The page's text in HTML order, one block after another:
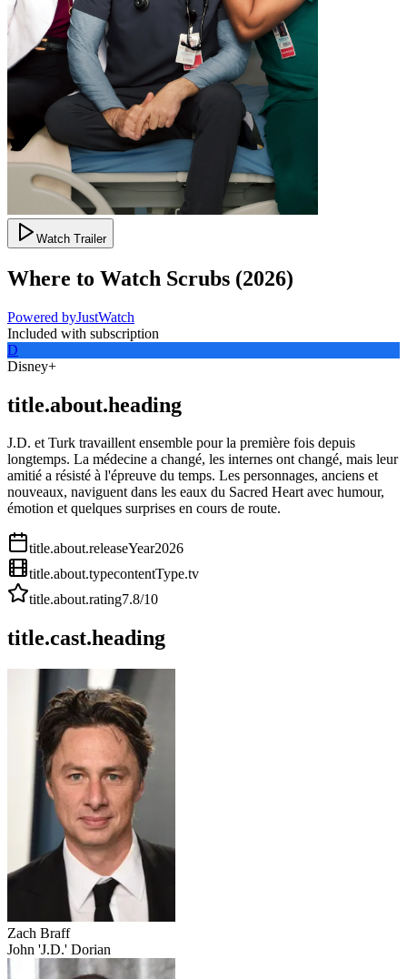
Watch Trailer
Where to Watch Scrubs (2026)
Powered byJustWatch
Included with subscription
D
Disney+
title.about.heading
J.D. et Turk travaillent ensemble pour la première fois depuis
longtemps. La médecine a changé, les internes ont changé, mais leur
amitié a résisté à l'épreuve du temps. Les personnages, anciens et
nouveaux, naviguent dans les eaux du Sacred Heart avec humour,
émotion et quelques surprises en cours de route.
title.about.releaseYear2026
title.about.typecontentType.tv
title.about.rating7.8/10
title.cast.heading
Zach Braff
John 'J.D.' Dorian